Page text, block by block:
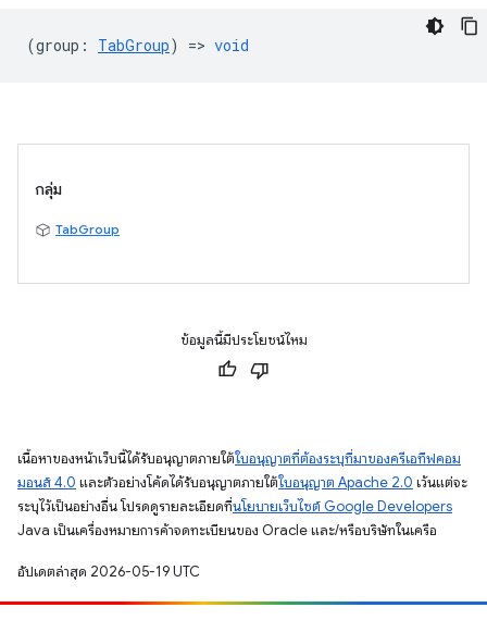
(group : TabGroup) => void
กลุ่ม
TabGroup
ข้อมูลนี้มีประโยชน์ไหม
เนื้อหาของหน้าเว็บนี้ได้รับอนุญาตภายใต้ใบอนุญาตที่ต้องระบุที่มาของครีเอทีฟคอม
มอนส์ 4.0 และตัวอย่างโค้ดได้รับอนุญาตภายใต้ใบอนุญาต Apache 2.0 เว้นแต่จะ
ระบุไว้เป็นอย่างอื่น โปรดดูรายละเอียดที่นโยบายเว็บไซต์ Google Developers
Java เป็นเครื่องหมายการค้าจดทะเบียนของ Oracle และ/หรือบริษัทในเครือ
อัปเดตล่าสุด 2026-05-19 UTC